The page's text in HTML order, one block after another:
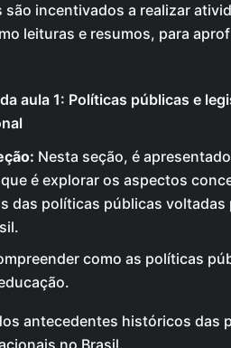
são incentivados a realizar
leituras e resumos, para
aula 1: Políticas públicas e
Nesta seção, é
é explorar os aspectos
das políticas públicas voltadas
como as políticas
antecedentes históricos das
no Brasil.